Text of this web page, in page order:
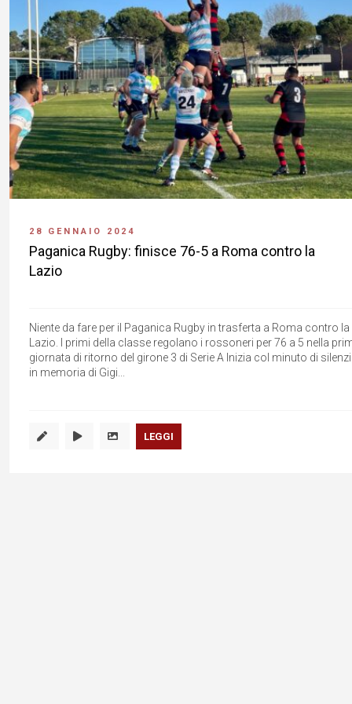
28 GENNAIO 2024
Paganica Rugby: finisce 76-5 a Roma contro la
Lazio
Niente da fare per il Paganica Rugby in trasferta a Roma contro la
Lazio. I primi della classe regolano i rossoneri per 76 a 5 nella
giornata di ritorno del girone 3 di Serie A Inizia col minuto di
in memoria di Gigi...
LEGGI